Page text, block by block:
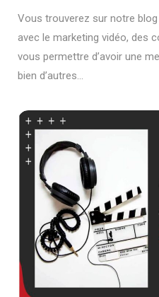
Vous trouverez sur notre
avec le marketing vidéo, des
vous permettre d’avoir une
bien d’autres…